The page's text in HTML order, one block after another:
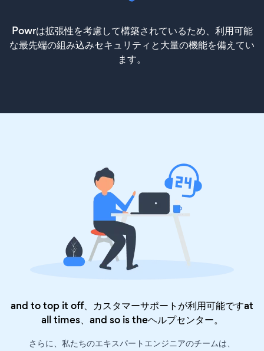
Powrは拡張性を考慮して構築されているため、利用可能
な最先端の組み込みセキュリティと大量の機能を備えてい
ます。
and to top it off、カスタマーサポートが利用可能ですat
all times、and so is theヘルプセンター。
さらに、私たちのエキスパートエンジニアのチームは、